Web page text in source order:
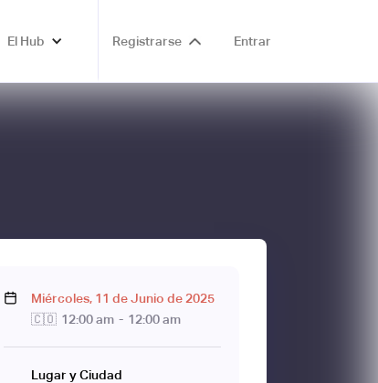
El Hub Registrarse Entrar
Miércoles, 11 de Junio de 2025
🇨🇴 12:00 am - 12:00 am
Lugar y Ciudad